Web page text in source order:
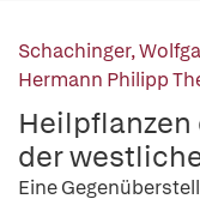
Schachinger,
Hermann Philipp
Heilpflanzen
der
Eine